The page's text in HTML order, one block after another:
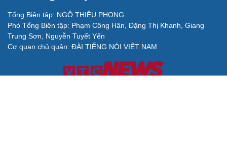
Tổng Biên tập: NGÔ THIỆU PHONG
Phó Tổng Biên tập: Phạm Công Hân, Đặng Thị Khanh, Giang
Trung Sơn, Nguyễn Tuyết Yến
Cơ quan chủ quản: ĐÀI TIẾNG NÓI VIỆT NAM